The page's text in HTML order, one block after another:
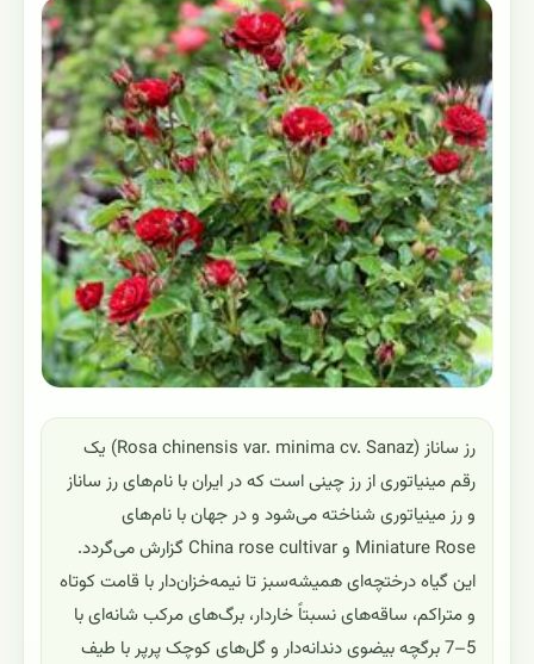
رز ساناز (Rosa chinensis var. minima cv. Sanaz) یک
رقم مینیاتوری از رز چینی است که در ایران با نام‌های رز ساناز
و رز مینیاتوری شناخته می‌شود و در جهان با نام‌های
Miniature Rose و China rose cultivar گزارش می‌گردد.
این گیاه درختچه‌ای همیشه‌سبز تا نیمه‌خزان‌دار با قامت کوتاه
و متراکم، ساقه‌های نسبتاً خاردار، برگ‌های مرکب شانه‌ای با
5–7 برگچه بیضوی دندانه‌دار و گل‌های کوچک پرپر با طیف